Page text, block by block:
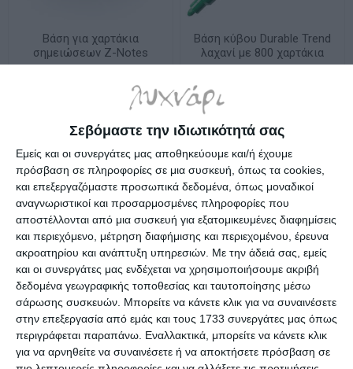
Σεβόμαστε την ιδιωτικότητά σας
Εμείς και οι συνεργάτες μας αποθηκεύουμε και/ή έχουμε
πρόσβαση σε πληροφορίες σε μια συσκευή, όπως τα cookies,
και επεξεργαζόμαστε προσωπικά δεδομένα, όπως μοναδικοί
αναγνωριστικοί και προσαρμοσμένες πληροφορίες που
αποστέλλονται από μια συσκευή για εξατομικευμένες διαφημίσεις
και περιεχόμενο, μέτρηση διαφήμισης και περιεχομένου, έρευνα
ακροατηρίου και ανάπτυξη υπηρεσιών. Με την άδειά σας, εμείς
και οι συνεργάτες μας ενδέχεται να χρησιμοποιήσουμε ακριβή
δεδομένα γεωγραφικής τοποθεσίας και ταυτοποίησης μέσω
σάρωσης συσκευών. Μπορείτε να κάνετε κλικ για να συναινέσετε
στην επεξεργασία από εμάς και τους 1733 συνεργάτες μας όπως
περιγράφεται παραπάνω. Εναλλακτικά, μπορείτε να κάνετε κλικ
για να αρνηθείτε να συναινέσετε ή να αποκτήσετε πρόσβαση σε
Βάση για χαρτάκια
σημειώσεων Z-Notes
Classic Post-It Pro Z 95006
Βάση κύβου Durable Trend
λαχανί με 800 χαρτάκια
1701682020
Βάση κύβου Durable Trend
μαύρος με 800 χαρτάκια
Κύβος αυτοκόλλητα
χαρτάκια Milan Pastel 250φ.